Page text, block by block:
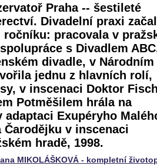
Praha -- šestileté
Divadelní praxi
ročníku: pracovala v
s Divadlem
divadle, v Národním
jednu z hlavních rolí,
v inscenaci Doktor
Potměšilem hrála na
adaptaci Exupéryho
Čarodějku v inscenaci
hradě, 1998.
MIKOLÁŠKOVÁ - kompletní